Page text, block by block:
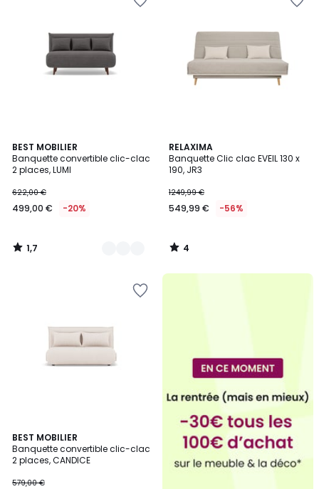
appliquée.
BEST MOBILIER
Banquette convertible clic-clac
2 places, LUMI
622,00 €
499,00 € -20%
1,7
/
5
4
Couleurs
1,7
/
RELAXIMA
Banquette Clic clac EVEIL 130 x
190, JR3
1249,99 €
549,99 € -56%
4
/
5
4
/
BEST MOBILIER
Banquette convertible clic-clac
2 places, CANDICE
579,00 €
4,2
/ 5
5
Couleurs